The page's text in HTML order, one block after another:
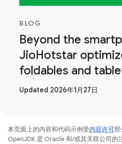
BLOG
Beyond the
JioHotstar
foldables and
Updated 2026年1月27日
本页面上的内容和代码示例受内容许可部
OpenJDK 是 Oracle 和/或其关联公司的